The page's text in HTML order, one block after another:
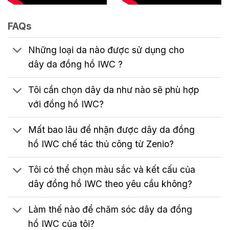
FAQs
Những loại da nào được sử dụng cho
dây da đồng hồ IWC ?
Tôi cần chọn dây da như nào sẽ phù hợp
với đồng hồ IWC?
Mất bao lâu để nhận được dây da đồng
hồ IWC chế tác thủ công từ Zenio?
Tôi có thể chọn màu sắc và kết cấu của
dây đồng hồ IWC theo yêu cầu không?
Làm thế nào để chăm sóc dây da đồng
hồ IWC của tôi?